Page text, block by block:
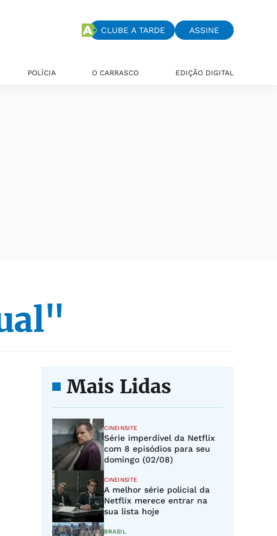
CLUBE A TARDE ASSINE
POLÍCIA O CARRASCO EDIÇÃO DIGITAL
Mais Lidas
CINEINSITE
Série imperdível da Netflix
com 8 episódios para seu
domingo (02/08)
CINEINSITE
A melhor série policial da
Netflix merece entrar na
sua lista hoje
BRASIL